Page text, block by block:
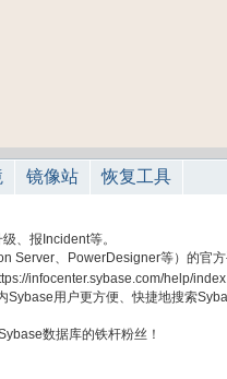
镜像站 恢复工具
、报Incident等。
Server、PowerDesigner等）的官
infocenter.sybase.com/help/
用户更方便、快捷地搜索
数据库的铁杆粉丝！